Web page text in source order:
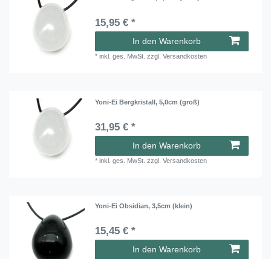
15,95 € *
In den Warenkorb
*inkl. ges. MwSt. zzgl.Versandkosten
Yoni-Ei Bergkristall, 5,0cm (groß)
31,95 € *
In den Warenkorb
*inkl. ges. MwSt. zzgl.Versandkosten
Yoni-Ei Obsidian, 3,5cm (klein)
15,45 € *
In den Warenkorb